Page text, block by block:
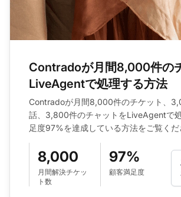
Contradoが月間8,000件の
LiveAgentで処理する方法
Contradoが月間8,000件のチケット、
話、3,800件のチャットをLiveAgentで
足度97%を達成している方法をご覧くだ
8,000
月間解決チケッ
ト数
97%
顧客満足度